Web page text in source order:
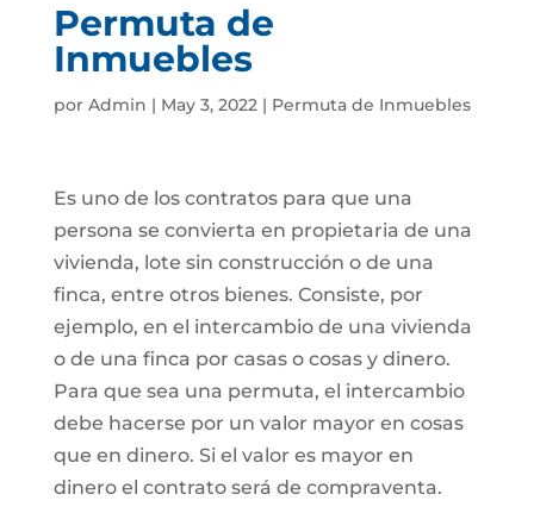
Permuta de
Inmuebles
por Admin | May 3, 2022| Permuta de Inmuebles
Es uno de los contratos para que una
persona se convierta en propietaria de una
vivienda, lote sin construcción o de una
finca, entre otros bienes. Consiste, por
ejemplo, en el intercambio de una vivienda
o de una finca por casas o cosas y dinero.
Para que sea una permuta, el intercambio
debe hacerse por un valor mayor en cosas
que en dinero. Si el valor es mayor en
dinero el contrato será de compraventa.